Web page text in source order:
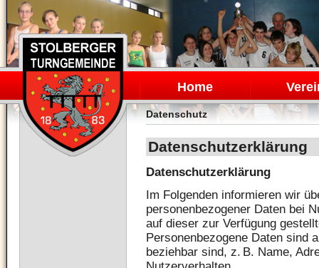
Navigation
überspringen
Home
Datenschutz
Datenschutzerklärung
Datenschutzerklärung
Im Folgenden informieren wir
personenbezogener Daten bei
auf dieser zur Verfügung
Personenbezogene Daten sind
beziehbar sind, z. B. Name,